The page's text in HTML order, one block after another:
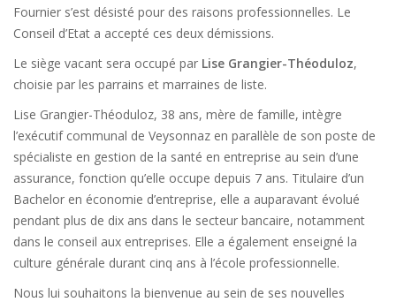
Fournier s’est désisté pour des raisons professionnelles. Le
Conseil d’Etat a accepté ces deux démissions.
Le siège vacant sera occupé par Lise Grangier-Théoduloz,
choisie par les parrains et marraines de liste.
Lise Grangier-Théoduloz, 38 ans, mère de famille, intègre
l’exécutif communal de Veysonnaz en parallèle de son poste de
spécialiste en gestion de la santé en entreprise au sein d’une
assurance, fonction qu’elle occupe depuis 7 ans. Titulaire d’un
Bachelor en économie d’entreprise, elle a auparavant évolué
pendant plus de dix ans dans le secteur bancaire, notamment
dans le conseil aux entreprises. Elle a également enseigné la
culture générale durant cinq ans à l’école professionnelle.
Nous lui souhaitons la bienvenue au sein de ses nouvelles